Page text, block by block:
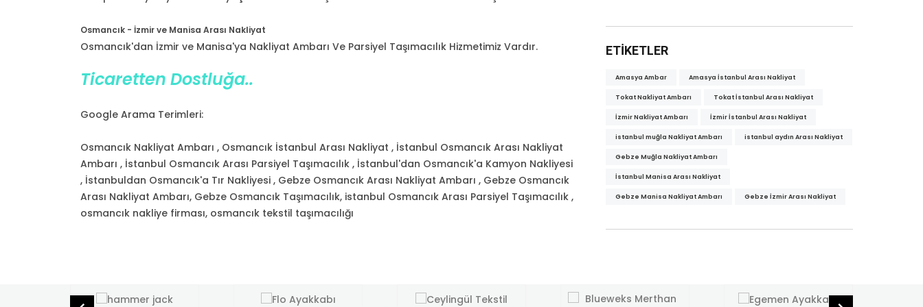
Osmancık - İzmir ve Manisa Arası Nakliyat
Osmancık'dan İzmir ve Manisa'ya Nakliyat Ambarı Ve Parsiyel Taşımacılık Hizmetimiz Vardır.
Ticaretten Dostluğa..
Google Arama Terimleri:
Osmancık Nakliyat Ambarı , Osmancık İstanbul Arası Nakliyat , İstanbul Osmancık Arası Nakliyat
Ambarı , İstanbul Osmancık Arası Parsiyel Taşımacılık , İstanbul'dan Osmancık'a Kamyon Nakliyesi
, İstanbuldan Osmancık'a Tır Nakliyesi , Gebze Osmancık Arası Nakliyat Ambarı , Gebze Osmancık
Arası Nakliyat Ambarı, Gebze Osmancık Taşımacılık, istanbul Osmancık Arası Parsiyel Taşımacılık ,
osmancık nakliye firması, osmancık tekstil taşımacılığı
ETIKETLER
Amasya Ambar Amasya İstanbul Arası Nakliyat
Tokat Nakliyat Ambarı Tokat İstanbul Arası Nakliyat
İzmir Nakliyat Ambarı İzmir İstanbul Arası Nakliyat
istanbul muğla Nakliyat Ambarı istanbul aydın Arası Nakliyat
Gebze Muğla Nakliyat Ambarı
İstanbul Manisa Arası Nakliyat
Gebze Manisa Nakliyat Ambarı Gebze İzmir Arası Nakliyat